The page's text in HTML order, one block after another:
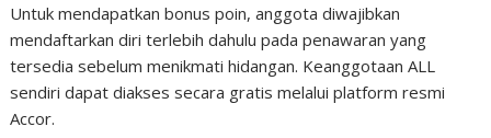
Untuk mendapatkan bonus poin, anggota diwajibkan
mendaftarkan diri terlebih dahulu pada penawaran yang
tersedia sebelum menikmati hidangan. Keanggotaan ALL
sendiri dapat diakses secara gratis melalui platform resmi
Accor.